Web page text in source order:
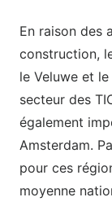
En raison des
construction,
le Veluwe et
secteur des
également
Amsterdam.
pour ces
moyenne